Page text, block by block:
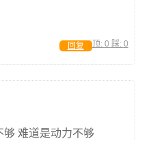
顶: 0 踩: 0
回复
够 难道是动力不够